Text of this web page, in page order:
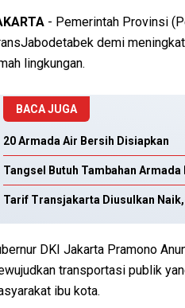
- Pemerintah Provinsi
demi
lingkungan.
BACA JUGA
20 Armada Air Bersih Disiapkan
Tangsel Butuh Tambahan Armada
Tarif Transjakarta Diusulkan
DKI Jakarta Pramono
transportasi publik
ibu kota.